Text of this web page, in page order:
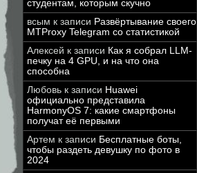
студентам, которым скучно
всым к записи Развёртывание своего
MTProxy Telegram со статистикой
Алексей к записи Как я собрал LLM-
печку на 4 GPU, и на что она
способна
Любовь к записи Huawei
официально представила
HarmonyOS 7: какие смартфоны
получат её первыми
Артем к записи Бесплатные боты,
чтобы раздеть девушку по фото в
2024